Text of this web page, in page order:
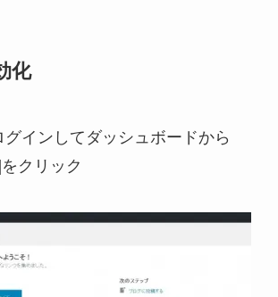
化
インしてダッシュボードから
クリック